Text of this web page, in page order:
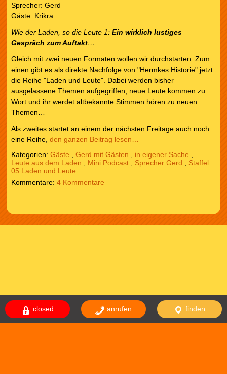
closed anrufen finden
Sprecher: Gerd
Gäste: Krikra
Wie der Laden, so die Leute1: Ein wirklich lustiges
Gespräch zum Auftakt…
Gleich mit zwei neuen Formaten wollen wir durchstarten. Zum
einen gibt es als direkte Nachfolge von "Hermkes Historie" jetzt
die Reihe "Laden und Leute". Dabei werden bisher
ausgelassene Themen aufgegriffen, neue Leute kommen zu
Wort und ihr werdet altbekannte Stimmen hören zu neuen
Themen…
Als zweites startet an einem der nächsten Freitage auch noch
eine Reihe, den ganzen Beitrag lesen…
Kategorien: Gäste , Gerd mit Gästen , in eigener Sache ,
Leute aus dem Laden , Mini Podcast, Sprecher Gerd , Staffel
05 Laden und Leute
4 Kommentare